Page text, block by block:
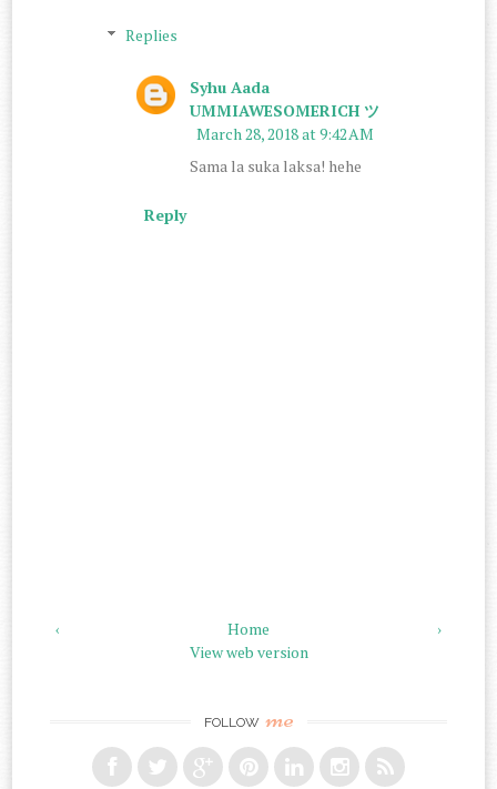
Replies
Syhu Aada
UMMIAWESOMERICH ツ
March 28, 2018 at 9:42 AM
Sama la suka laksa! hehe
Reply
‹ ›
Home
View web version
FOLLOW me